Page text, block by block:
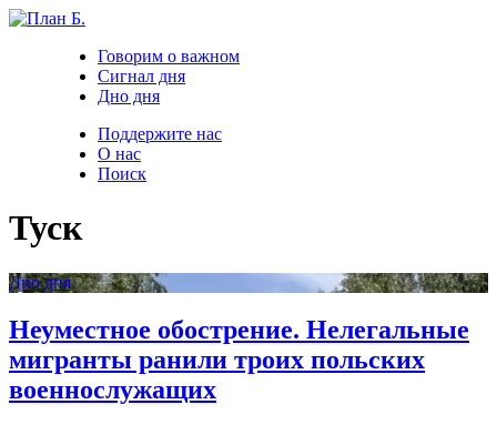
Говорим о важном
Сигнал дня
Дно дня
Поддержите нас
О нас
Поиск
Туск
Дно дня
Неуместное обострение. Нелегальные
мигранты ранили троих польских
военнослужащих